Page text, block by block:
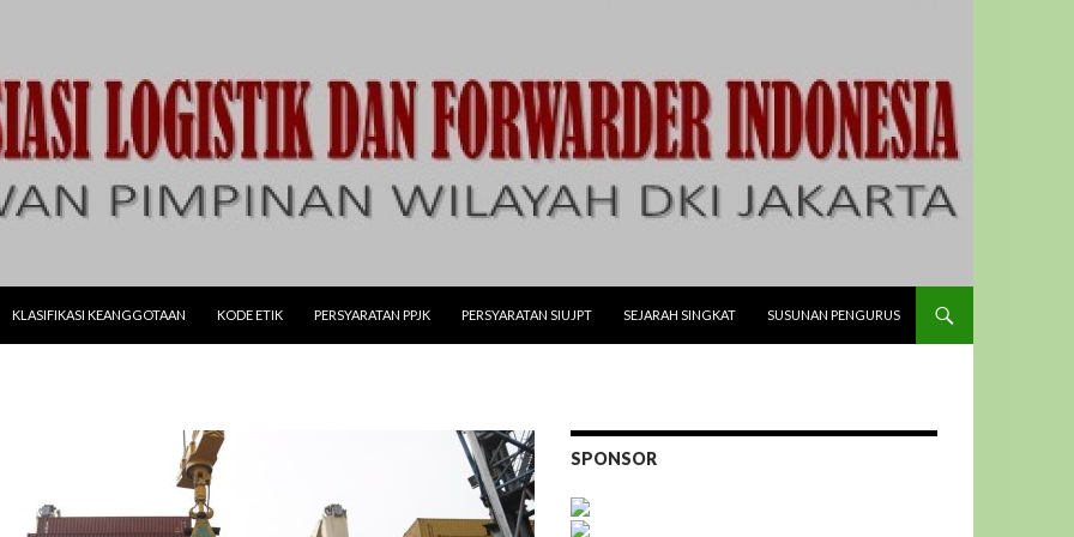
KLASIFIKASI KEANGGOTAAN
KODE ETIK PERSYARATAN PPJK PERSYARATAN SIUJPT SEJARAH SINGKAT SUSUNAN PENGURUS
SPONSOR